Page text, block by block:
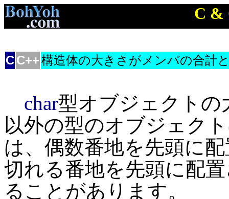
C &
CC++構造体の大きさがメンバの合計
char型オブジェクトの
以外の型のオブジェク
は、偶数番地を先頭に
切れる番地を先頭に配
ることがあります。